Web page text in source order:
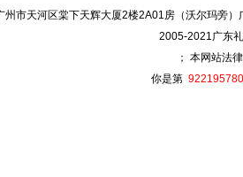
州市天河区棠下天辉大厦2楼2A01房（沃尔玛
2005-2021广东
； 本网站法
你是第